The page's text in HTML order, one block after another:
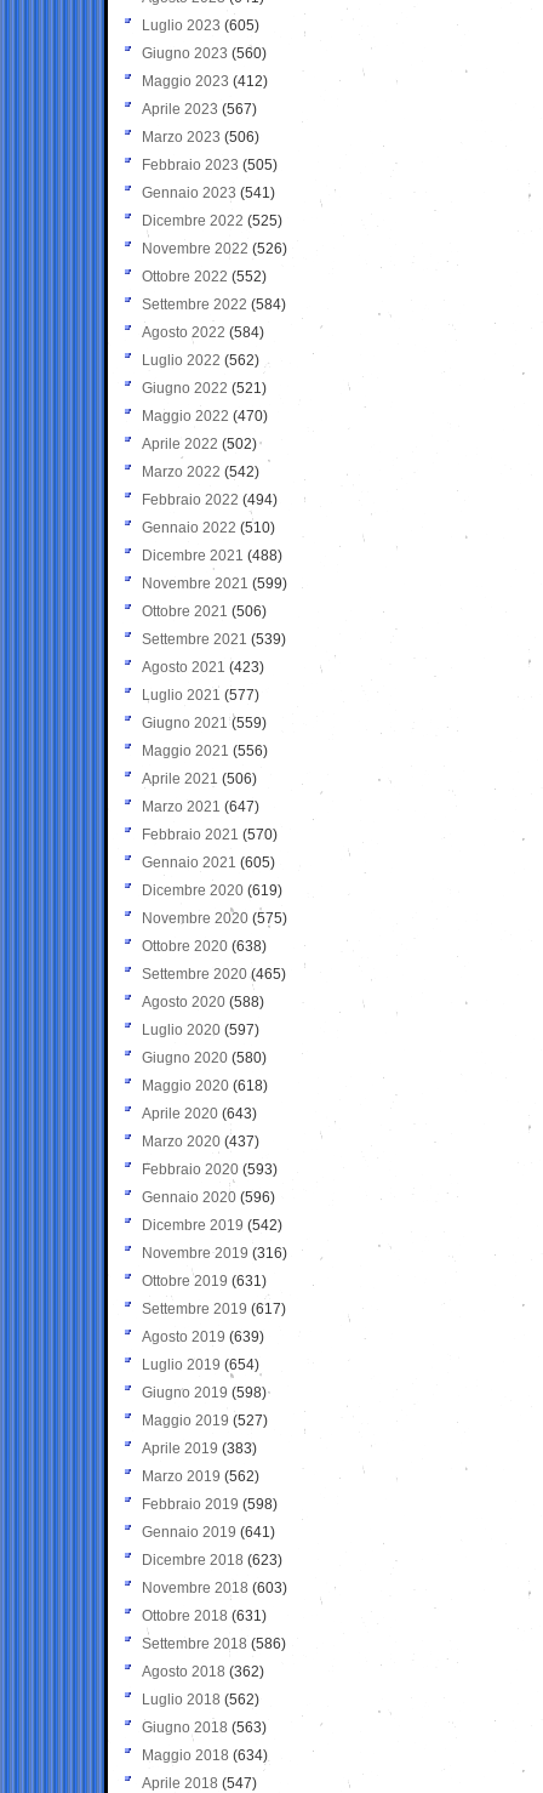
Luglio 2023 (605)
Giugno 2023 (560)
Maggio 2023 (412)
Aprile 2023 (567)
Marzo 2023 (506)
Febbraio 2023 (505)
Gennaio 2023 (541)
Dicembre 2022 (525)
Novembre 2022 (526)
Ottobre 2022 (552)
Settembre 2022 (584)
Agosto 2022 (584)
Luglio 2022 (562)
Giugno 2022 (521)
Maggio 2022 (470)
Aprile 2022 (502)
Marzo 2022 (542)
Febbraio 2022 (494)
Gennaio 2022 (510)
Dicembre 2021 (488)
Novembre 2021 (599)
Ottobre 2021 (506)
Settembre 2021 (539)
Agosto 2021 (423)
Luglio 2021 (577)
Giugno 2021(559)
Maggio 2021 (556)
Aprile 2021 (506)
Marzo 2021 (647)
Febbraio 2021 (570)
Gennaio 2021 (605)
Dicembre 2020 (619)
Novembre 2020 (575)
Ottobre 2020 (638)
Settembre 2020(465)
Agosto 2020 (588)
Luglio 2020 (597)
Giugno 2020 (580)
Maggio 2020 (618)
Aprile 2020 (643)
Marzo 2020 (437)
Febbraio 2020 (593)
Gennaio 2020 (596)
Dicembre 2019 (542)
Novembre 2019 (316)
Ottobre 2019 (631)
Settembre 2019 (617)
Agosto 2019 (639)
Luglio 2019 (654)
Giugno 2019 (598)
Maggio 2019 (527)
Aprile 2019 (383)
Marzo 2019 (562)
Febbraio 2019 (598)
Gennaio 2019 (641)
Dicembre 2018 (623)
Novembre 2018 (603)
Ottobre 2018 (631)
Settembre 2018 (586)
Agosto 2018 (362)
Luglio 2018 (562)
Giugno 2018 (563)
Maggio 2018 (634)
Aprile 2018 (547)